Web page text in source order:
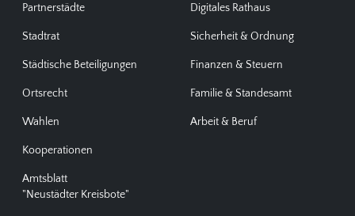
Partnerstädte
Stadtrat
Städtische Beteiligungen
Ortsrecht
Wahlen
Kooperationen
Amtsblatt
"Neustädter Kreisbote"
Digitales Rathaus
Sicherheit & Ordnung
Finanzen & Steuern
Familie & Standesamt
Arbeit & Beruf